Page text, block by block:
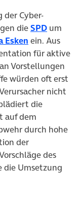
der Cyber-
dieSPD(öffnet
um
Esken (öffnet in
ein. Aus
für aktive
Vorstellungen
würden oft erst
nicht
die
auf dem
durch hohe
der
des
die Umsetzung